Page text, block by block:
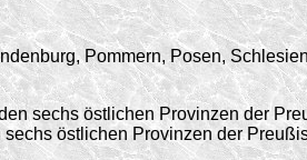
Pommern, Posen,
sechs östlichen Provinzen der
östlichen Provinzen der